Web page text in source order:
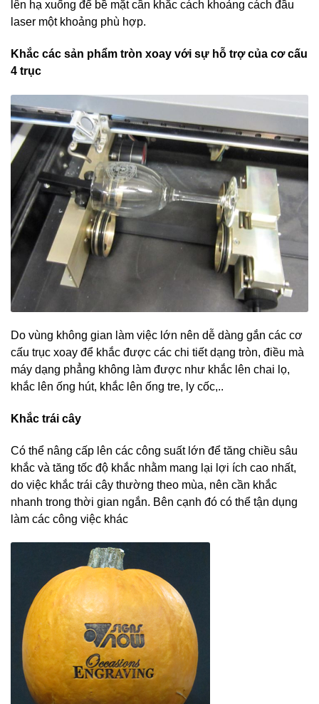
lên hạ xuống để bề mặt cần khắc cách khoảng cách đầu
laser một khoảng phù hợp.
Khắc các sản phẩm tròn xoay với sự hỗ trợ của cơ cấu
4 trục
Do vùng không gian làm việc lớn nên dễ dàng gắn các cơ
cấu trục xoay để khắc được các chi tiết dạng tròn, điều mà
máy dạng phẳng không làm được như khắc lên chai lọ,
khắc lên ống hút, khắc lên ống tre, ly cốc,..
Khắc trái cây
Có thể nâng cấp lên các công suất lớn để tăng chiều sâu
khắc và tăng tốc độ khắc nhằm mang lại lợi ích cao nhất,
do việc khắc trái cây thường theo mùa, nên cần khắc
nhanh trong thời gian ngắn. Bên cạnh đó có thể tận dụng
làm các công việc khác